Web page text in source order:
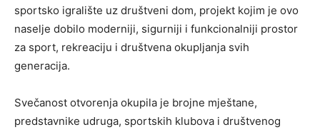
sportsko igralište uz društveni dom, projekt kojim je ovo
naselje dobilo moderniji, sigurniji i funkcionalniji prostor
za sport, rekreaciju i društvena okupljanja svih
generacija.
Svečanost otvorenja okupila je brojne mještane,
predstavnike udruga, sportskih klubova i društvenog